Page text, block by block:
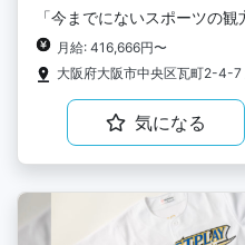
「今までにないスポーツの
月給: 416,666円〜
大阪府大阪市中央区瓦町2-4-7
気になる